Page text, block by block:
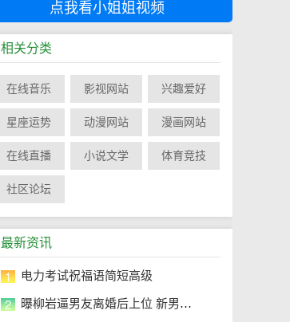
点我看小姐姐视频
相关分类
在线音乐 影视网站 兴趣爱好
星座运势 动漫网站 漫画网站
在线直播 小说文学 体育竞技
社区论坛
最新资讯
1 电力考试祝福语简短高级
2 曝柳岩逼男友离婚后上位 新男友家